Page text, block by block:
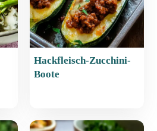
Hackfleisch-Zucchini-
Boote